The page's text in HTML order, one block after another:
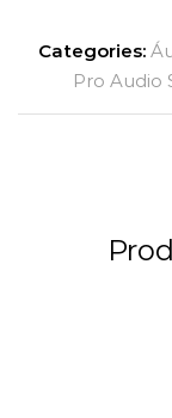
Categories:
Pro Audio